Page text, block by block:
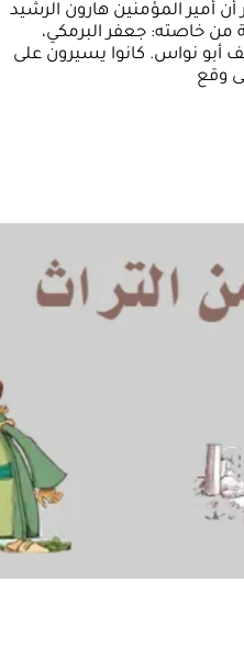
أمير المؤمنين هارون الرشيد
من خاصته: جعفر البرمكي،
أبو نواس. كانوا يسيرون على
وقع